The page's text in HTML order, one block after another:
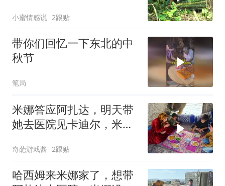
小蜜情感说 2跟贴
带你们回忆一下东北的中
秋节
笔局
米娜答应阿扎达，明天带
她去医院见卡迪尔，米娜
奇葩游戏酱 2跟贴
哈西姆来米娜家了，想带